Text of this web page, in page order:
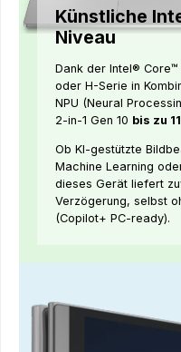
Künstliche
Niveau
Dank der Intel®
oder H-Serie in
NPU (Neural
2-in-1 Gen 10 bis zu
Ob KI-gestützte
Machine Learning
dieses Gerät liefert
Verzögerung, selbst
(Copilot+ PC-ready).